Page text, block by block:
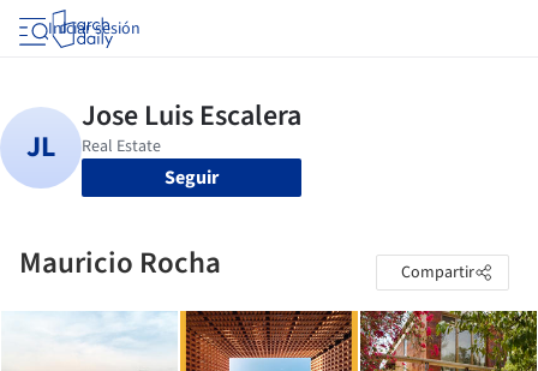
Iniciar sesión
Seguir
Mauricio Rocha Compartir